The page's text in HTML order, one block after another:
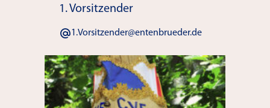
1. Vorsitzender
1.Vorsitzender@entenbrueder.de